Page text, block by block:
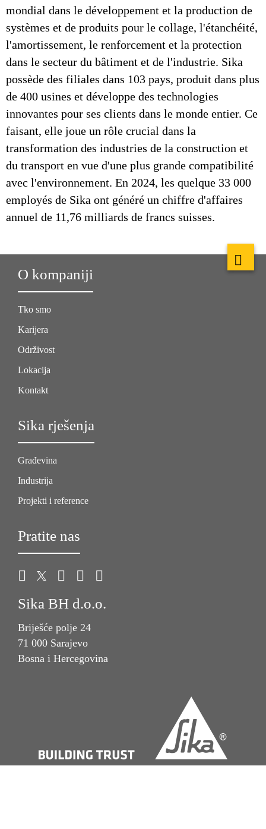
mondial dans le développement et la production de
systèmes et de produits pour le collage, l'étanchéité,
l'amortissement, le renforcement et la protection
dans le secteur du bâtiment et de l'industrie. Sika
possède des filiales dans 103 pays, produit dans plus
de 400 usines et développe des technologies
innovantes pour ses clients dans le monde entier. Ce
faisant, elle joue un rôle crucial dans la
transformation des industries de la construction et
du transport en vue d'une plus grande compatibilité
avec l'environnement. En 2024, les quelque 33 000
employés de Sika ont généré un chiffre d'affaires
annuel de 11,76 milliards de francs suisses.
O kompaniji
Tko smo
Karijera
Održivost
Lokacija
Kontakt
Sika rješenja
Građevina
Industrija
Projekti i reference
Pratite nas
Sika BH d.o.o.
Briješće polje 24
71 000 Sarajevo
Bosna i Hercegovina